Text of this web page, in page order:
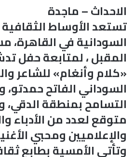
الاحداث – ماجدة
تستعد الأوساط الثقافية
السودانية في القاهرة،
المقبل ، لمتابعة حفل
«كلام وأنغام» للشاعر
السوداني الفاتح حمدتو،
التسامح بمنطقة
متوقع لعدد من الأدباء
والإعلاميين ومحبي
وتأتي الأمسية بطابع